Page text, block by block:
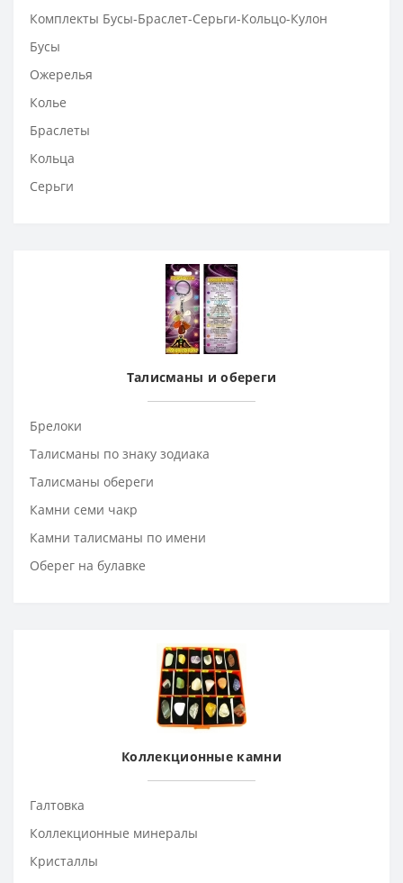
Комплекты Бусы-Браслет-Серьги-Кольцо-Кулон
Бусы
Ожерелья
Колье
Браслеты
Кольца
Серьги
Талисманы и обереги
Брелоки
Талисманы по знаку зодиака
Талисманы обереги
Камни семи чакр
Камни талисманы по имени
Оберег на булавке
Коллекционные камни
Галтовка
Коллекционные минералы
Кристаллы